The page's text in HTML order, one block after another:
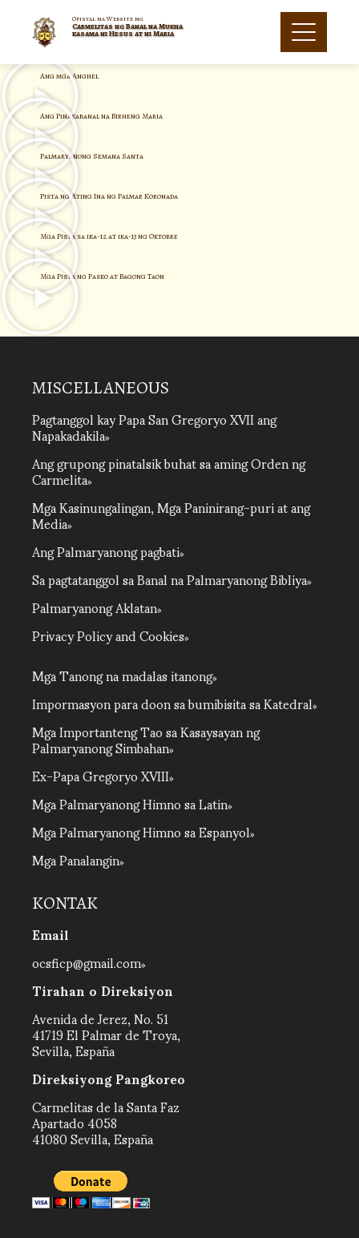
Opisyal na Website ng
Carmelitas ng Banal na Mukha
kasama ni Hesus at ni Maria
Ang mga Anghel
Ang Pinakabanal na Birheng Maria
Palmaryanong Semana Santa
Pista ng Ating Ina ng Palmar Koronada
Mga Pista sa ika-12 at ika-13 ng Oktobre
Mga Pista ng Pasko at Bagong Taon
MISCELLANEOUS
Pagtanggol kay Papa San Gregoryo XVII ang
Napakadakila
Ang grupong pinatalsik buhat sa aming Orden ng
Carmelita
Mga Kasinungalingan, Mga Paninirang-puri at ang
Media
Ang Palmaryanong pagbati
Sa pagtatanggol sa Banal na Palmaryanong Bibliya
Palmaryanong Aklatan
Privacy Policy and Cookies
Mga Tanong na madalas itanong
Impormasyon para doon sa bumibisita sa Katedral
Mga Importanteng Tao sa Kasaysayan ng
Palmaryanong Simbahan
Ex-Papa Gregoryo XVIII
Mga Palmaryanong Himno sa Latin
Mga Palmaryanong Himno sa Espanyol
Mga Panalangin
KONTAK
Email
ocsficp@gmail.com
Tirahan o Direksiyon
Avenida de Jerez, No. 51
41719 El Palmar de Troya,
Sevilla, España
Direksiyong Pangkoreo
Carmelitas de la Santa Faz
Apartado 4058
41080 Sevilla, España